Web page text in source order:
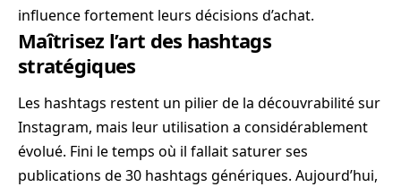
influence fortement leurs décisions d’achat.
Maîtrisez l’art des hashtags
stratégiques
Les hashtags restent un pilier de la découvrabilité sur
Instagram, mais leur utilisation a considérablement
évolué. Fini le temps où il fallait saturer ses
publications de 30 hashtags génériques. Aujourd’hui,